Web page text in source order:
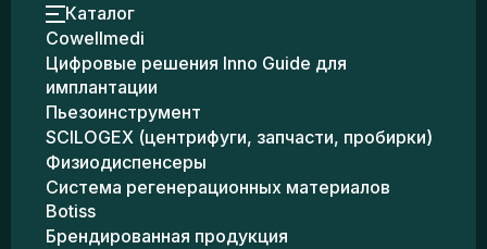
Каталог
Cowellmedi
Цифровые решения Inno Guide для
имплантации
Пьезоинструмент
SCILOGEX (центрифуги, запчасти, пробирки)
Физиодиспенсеры
Система регенерационных материалов
Botiss
Брендированная продукция